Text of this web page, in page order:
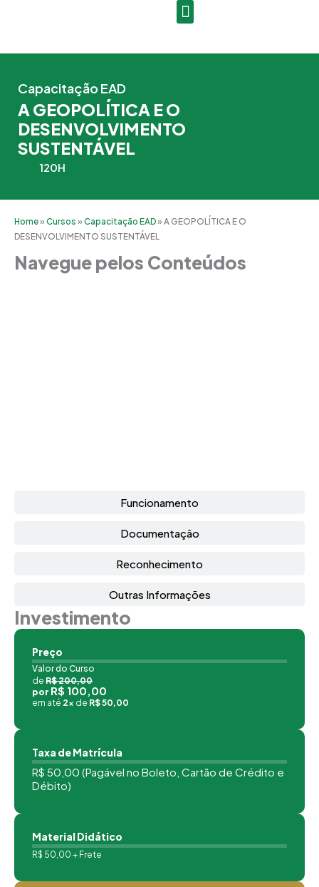
Capacitação EAD
A GEOPOLÍTICA E O
DESENVOLVIMENTO
SUSTENTÁVEL
120H
Home»Cursos »Capacitação EAD»A GEOPOLÍTICA E O
DESENVOLVIMENTO SUSTENTÁVEL
Navegue pelos Conteúdos
Funcionamento
Documentação
Reconhecimento
Outras Informações
Investimento
Preço
Valor do Curso
de R$ 200,00
por R$ 100,00
em até 2x de R$ 50,00
Taxa de Matrícula
R$ 50,00 (Pagável no Boleto, Cartão de Crédito e
Débito)
Material Didático
R$ 50,00 + Frete